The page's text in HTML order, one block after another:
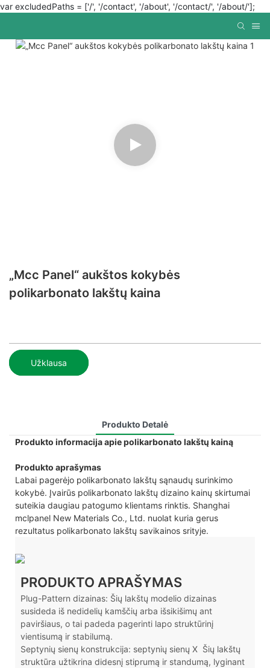
var excludedPaths = ['/', '/contact', '/about', '/contact/', '/about/'];
„Mcc Panel“ aukštos kokybės
polikarbonato lakštų kaina
Užklausa
Produkto Detalė
Produkto informacija apie polikarbonato lakštų kainą
Produkto aprašymas
Labai pagerėjo polikarbonato lakštų sąnaudų surinkimo
kokybė. Įvairūs polikarbonato lakštų dizaino kainų skirtumai
suteikia daugiau patogumo klientams rinktis. Shanghai
mclpanel New Materials Co., Ltd. nuolat kuria gerus
rezultatus polikarbonato lakštų savikainos srityje.
PRODUKTO APRAŠYMAS
Plug-Pattern dizainas: Šių lakštų modelio dizainas
susideda iš nedidelių kamščių arba išsikišimų ant
paviršiaus, o tai padeda pagerinti lapo struktūrinį
vientisumą ir stabilumą.
Septynių sienų konstrukcija: septynių sienų X Šių lakštų
struktūra užtikrina didesnį stiprumą ir standumą, lyginant